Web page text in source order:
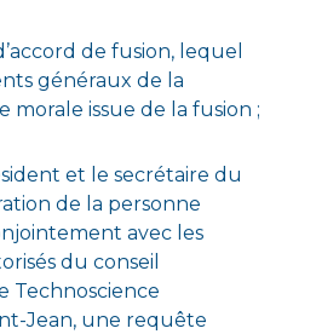
de fusion, lequel
généraux de la
morale issue de la fusion ;
et le secrétaire du
de la personne
avec les
du conseil
Technoscience
Jean, une requête